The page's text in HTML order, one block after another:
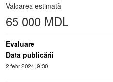
Valoarea estimată
65 000 MDL
Evaluare
Data publicării
2 febr 2024, 9:30